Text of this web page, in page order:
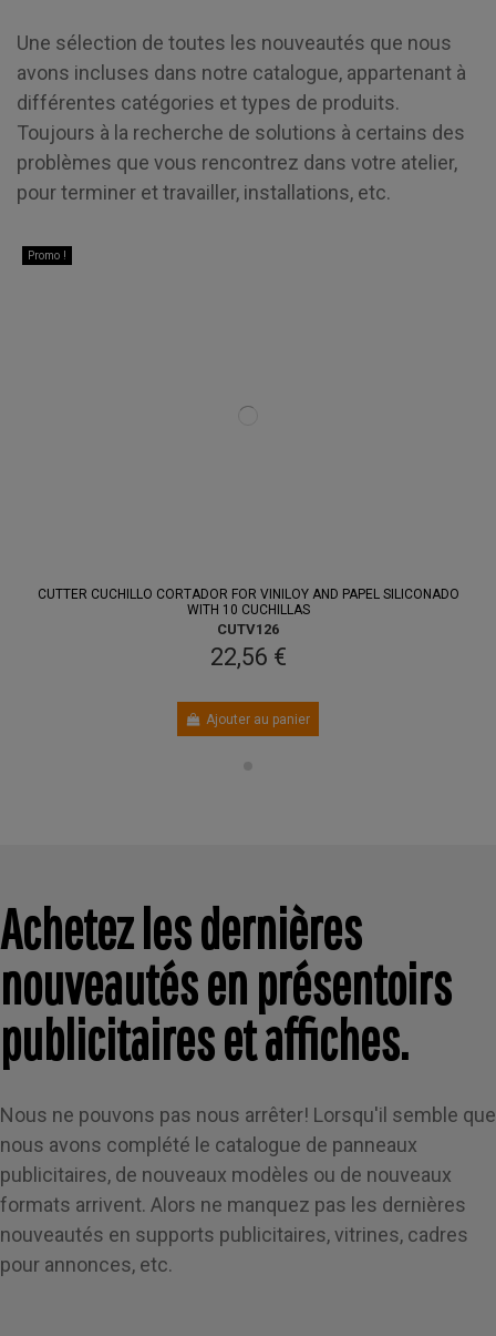
Une sélection de toutes les nouveautés que nous
avons incluses dans notre catalogue, appartenant à
différentes catégories et types de produits.
Toujours à la recherche de solutions à certains des
problèmes que vous rencontrez dans votre atelier,
pour terminer et travailler, installations, etc.
Promo !
CUTTER CUCHILLO CORTADOR FOR VINILOY AND PAPEL SILICONADO
WITH 10 CUCHILLAS
CUTV126
22,56 €
Ajouter au panier
Achetez les dernières
nouveautés en présentoirs
publicitaires et affiches.
Nous ne pouvons pas nous arrêter! Lorsqu'il semble que
nous avons complété le catalogue de panneaux
publicitaires, de nouveaux modèles ou de nouveaux
formats arrivent. Alors ne manquez pas les dernières
nouveautés en supports publicitaires, vitrines, cadres
pour annonces, etc.